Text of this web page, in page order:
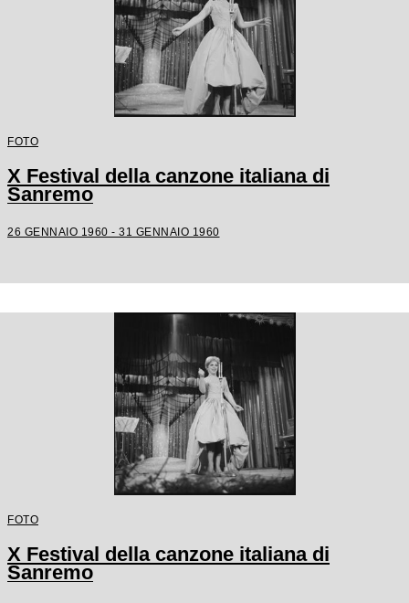
FOTO
X Festival della canzone italiana di
Sanremo
26 GENNAIO 1960 - 31 GENNAIO 1960
FOTO
X Festival della canzone italiana di
Sanremo